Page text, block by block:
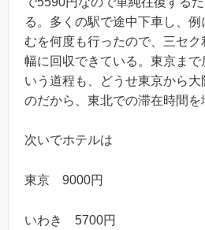
る。多くの駅で途中下車し、
むを何度も行ったので、三セ
幅に回収できている。東京まで
いう道程も、どうせ東京から
のだから、東北での滞在時間を
次いでホテルは
東京 9000円
いわき 5700円